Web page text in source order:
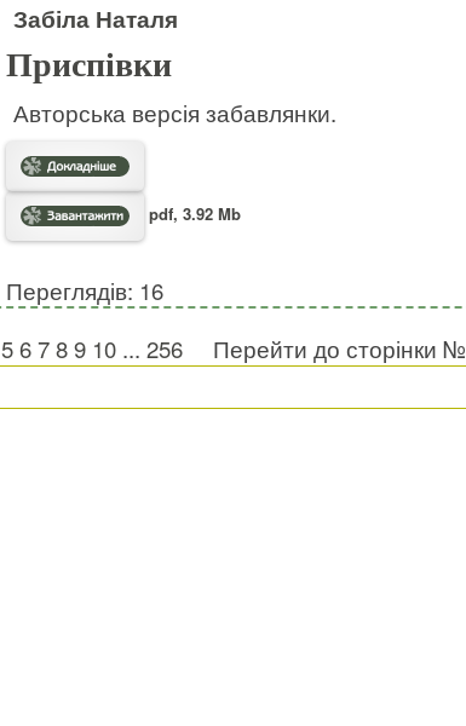
Забіла Наталя
Приспівки
Авторська версія забавлянки.
pdf, 3.92 Mb
Переглядів: 16
5 6 7 8 9 10... 256 Перейти до сторінки №